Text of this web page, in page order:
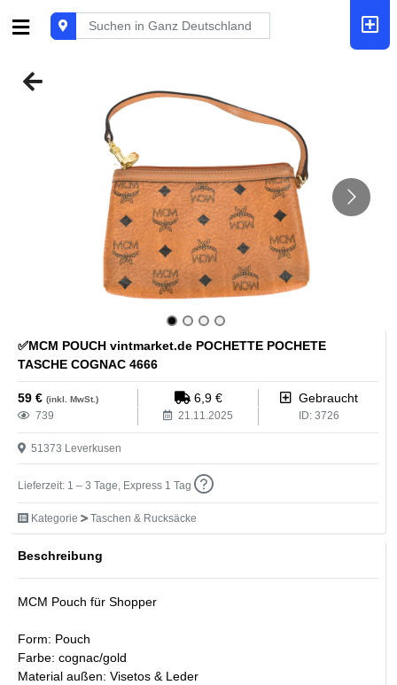
✅MCM POUCH vintmarket.de POCHETTE POCHETE
TASCHE COGNAC 4666
59 € (inkl. MwSt.) 6,9€ Gebraucht
739 21.11.2025 ID: 3726
51373 Leverkusen
Lieferzeit: 1 – 3 Tage, Express 1 Tag
Kategorie Taschen & Rucksäcke
Beschreibung
MCM Pouch für Shopper
Form: Pouch
Farbe: cognac/gold
Material außen: Visetos & Leder